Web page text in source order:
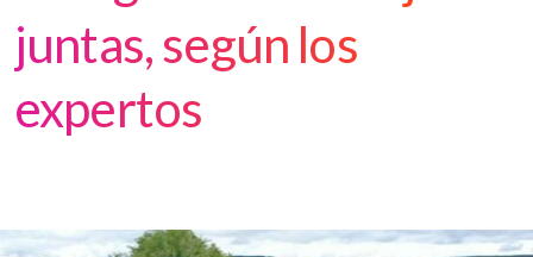
juntas, según los
expertos